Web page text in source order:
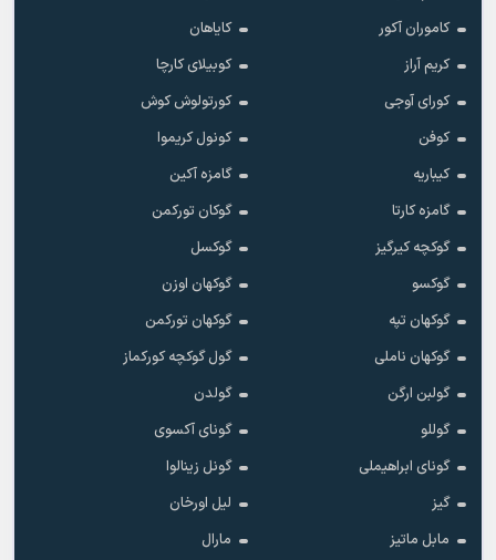
کاموران آکور
کایاهان
کریم آراز
کوبیلای کارچا
کورای آوجی
کورتولوش کوش
کوفن
کونول کریموا
کیباریه
گامزه آکین
گامزه کارتا
گوکان تورکمن
گوکچه کیرگیز
گوکسل
گوکسو
گوکهان اوزن
گوکهان تپه
گوکهان تورکمن
گوکهان ناملی
گول گوکچه کورکماز
گولبن ارگن
گولدن
گوللو
گونای آکسوی
گونای ابراهیملی
گونل زینالوا
گیز
لیل اورخان
مابل ماتیز
مارال